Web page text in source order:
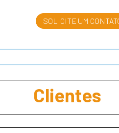
SOLICITE UM
Clientes